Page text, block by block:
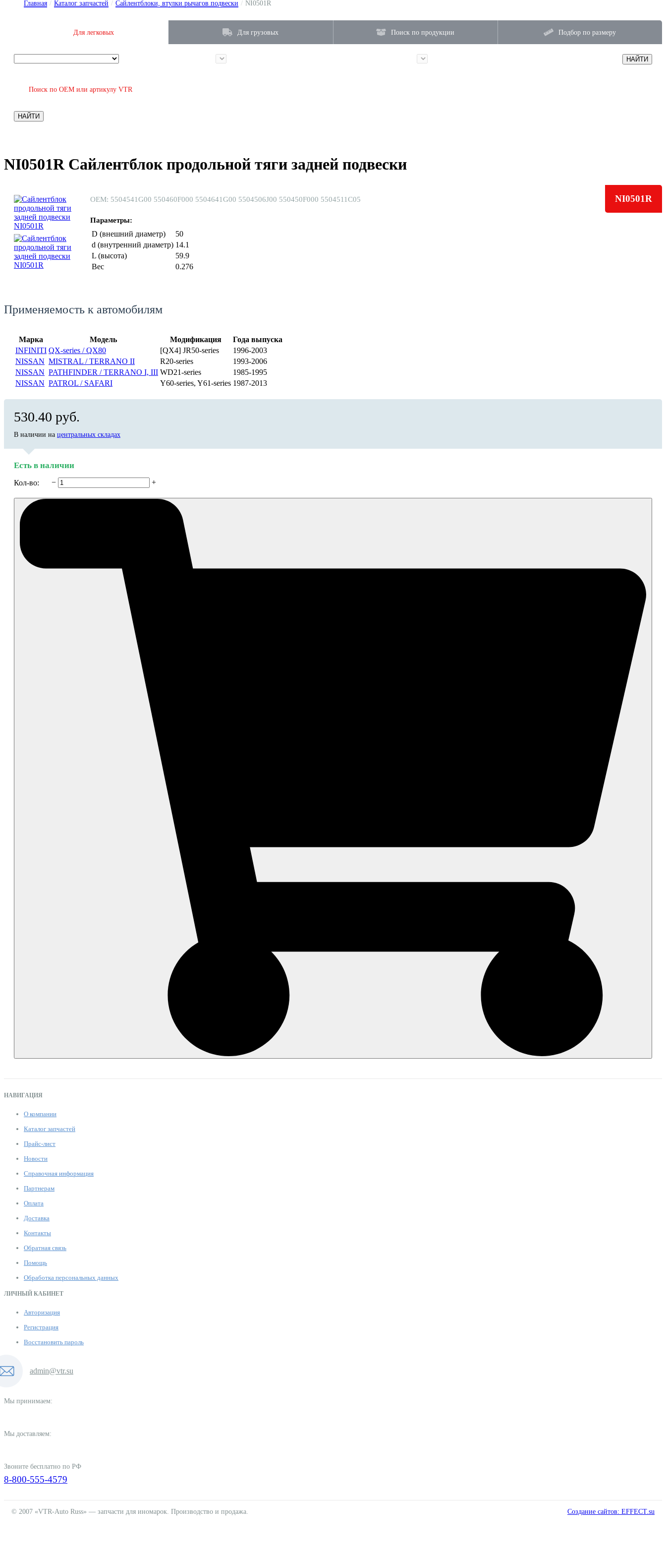
Главная / Каталог запчастей / Сайлентблоки, втулки рычагов подвески / NI0501R
Для легковых
НАЙТИ
Для грузовых Поиск по продукции Подбор по размеру
Поиск по OEM или артикулу VTR
НАЙТИ
NI0501R Сайлентблок продольной тяги задней подвески
NI0501R
ОЕМ: 5504541G00 550460F000 5504641G00 5504506J00 550450F000 5504511C05
Параметры:
D (внешний диаметр)
50
d (внутренний диаметр) 14.1
L (высота)
59.9
Вес
0.276
Применяемость к автомобилям
Марка Модель Модификация
Года выпуска
INFINITI QX-series / QX80 [QX4] JR50-series
1996-2003
NISSAN MISTRAL / TERRANO II R20-series
1993-2006
NISSAN PATHFINDER / TERRANO I, III WD21-series
1985-1995
NISSAN PATROL / SAFARI Y60-series, Y61-series 1987-2013
530.40 руб.
В наличии на центральных складах
Есть в наличии
Кол-во: − +
НАВИГАЦИЯ
О компании
Каталог запчастей
Прайс-лист
Новости
Справочная информация
Партнерам
Оплата
Доставка
Контакты
Обратная связь
Помощь
Обработка персональных данных
ЛИЧНЫЙ КАБИНЕТ
Авторизация
Регистрация
Восстановить пароль
admin@vtr.su
Мы принимаем:
Мы доставляем:
Звоните бесплатно по РФ
8-800-555-4579
© 2007 «VTR-Auto Russ» — запчасти для иномарок. Производство и продажа. Создание сайтов: EFFECT.su